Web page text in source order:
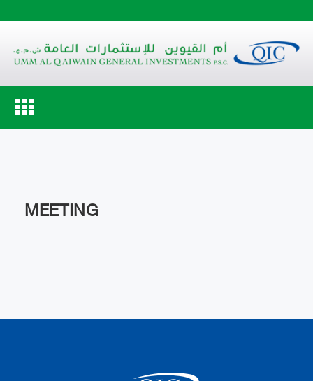
Toggle
navigation
MEETING